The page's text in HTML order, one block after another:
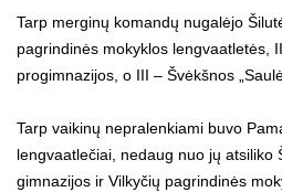
Tarp merginų komandų nugalėjo
pagrindinės mokyklos lengvaatletės,
progimnazijos, o III – Švėkšnos
Tarp vaikinų nepralenkiami buvo
lengvaatlečiai, nedaug nuo jų atsiliko
gimnazijos ir Vilkyčių pagrindinės